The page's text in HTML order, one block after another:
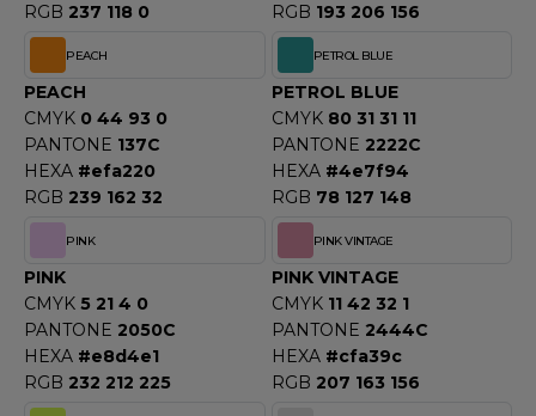
RGB 237 118 0
RGB 193 206 156
PEACH
PEACH
CMYK 0 44 93 0
PANTONE 137C
HEXA #efa220
RGB 239 162 32
PETROL BLUE
PETROL BLUE
CMYK 80 31 31 11
PANTONE 2222C
HEXA #4e7f94
RGB 78 127 148
PINK
PINK
CMYK 5 21 4 0
PANTONE 2050C
HEXA #e8d4e1
RGB 232 212 225
PINK VINTAGE
PINK VINTAGE
CMYK 11 42 32 1
PANTONE 2444C
HEXA #cfa39c
RGB 207 163 156